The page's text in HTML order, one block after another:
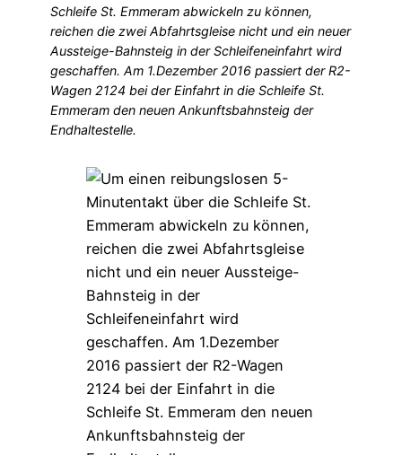
Schleife St. Emmeram abwickeln zu können,
reichen die zwei Abfahrtsgleise nicht und ein neuer
Aussteige-Bahnsteig in der Schleifeneinfahrt wird
geschaffen. Am 1.Dezember 2016 passiert der R2-
Wagen 2124 bei der Einfahrt in die Schleife St.
Emmeram den neuen Ankunftsbahnsteig der
Endhaltestelle.